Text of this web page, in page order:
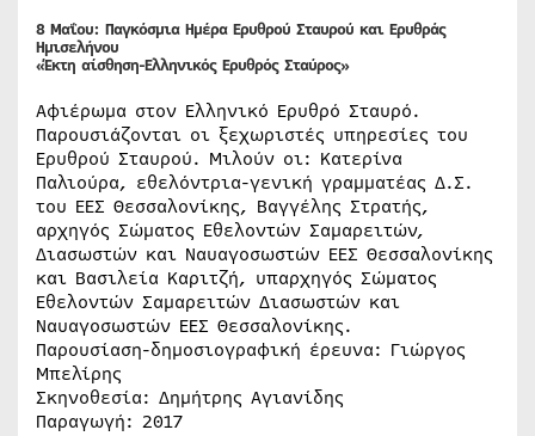
8 Μαΐου: Παγκόσμια Ημέρα Ερυθρού Σταυρού και Ερυθράς
Ημισελήνου
«Έκτη αίσθηση-Ελληνικός Ερυθρός Σταύρος»
Αφιέρωμα στον Ελληνικό Ερυθρό Σταυρό.
Παρουσιάζονται οι ξεχωριστές υπηρεσίες του
Ερυθρού Σταυρού. Μιλούν οι: Κατερίνα
Παλιούρα, εθελόντρια-γενική γραμματέας Δ.Σ.
του ΕΕΣ Θεσσαλονίκης, Βαγγέλης Στρατής,
αρχηγός Σώματος Εθελοντών Σαμαρειτών,
Διασωστών και Ναυαγοσωστών ΕΕΣ Θεσσαλονίκης
και Βασιλεία Καριτζή, υπαρχηγός Σώματος
Εθελοντών Σαμαρειτών Διασωστών και
Ναυαγοσωστών ΕΕΣ Θεσσαλονίκης.
Παρουσίαση-δημοσιογραφική έρευνα: Γιώργος
Μπελίρης
Σκηνοθεσία: Δημήτρης Αγιανίδης
Παραγωγή: 2017